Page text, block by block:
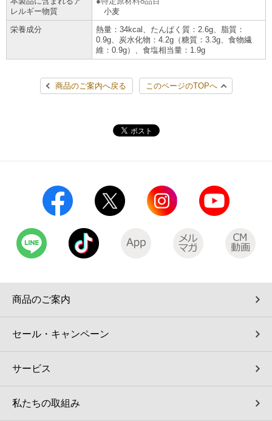
チケット
各種料金のお支払い
自転車シェアリング（店舗限定）
モバイルバッテリーシェアリング（店舗限定）
CNプレイガイド
国内店舗数
セブン-イレブンの歴史
4VISIONS
サステナビリティニュース
サステナビリティレポート
English (Corporate)
English (Services)
한국어(서비스)
レルギー物質
小麦
栄養成分
熱量：34kcal、たんぱく質：2.6g、脂質：
0.9g、炭水化物：4.2g（糖質：3.3g、食物繊
維：0.9g）、食塩相当量：1.9g
商品のご案内へ戻る このページのTOPへ
商品のご案内
セール・キャンペーン
サービス
私たちの取組み